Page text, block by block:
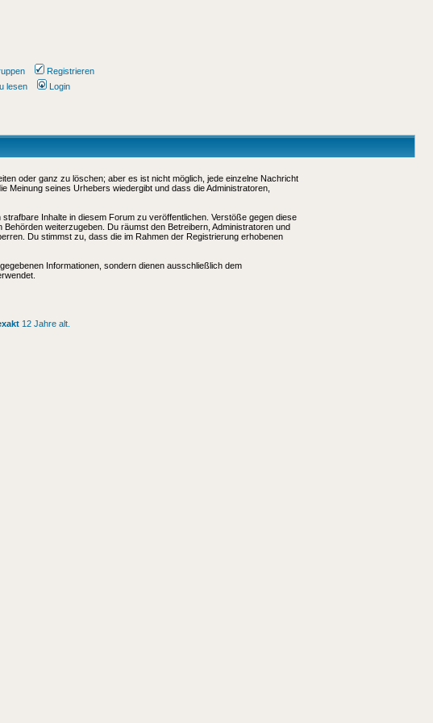
Registrieren
lesen Login
oder ganz zu löschen; aber es ist nicht möglich, jede einzelne Nachricht
seines Urhebers wiedergibt und dass die Administratoren,
Inhalte in diesem Forum zu veröffentlichen. Verstöße gegen diese
weiterzugeben. Du räumst den Betreibern, Administratoren und
Du stimmst zu, dass die im Rahmen der Registrierung erhobenen
Informationen, sondern dienen ausschließlich dem
12 Jahre alt.